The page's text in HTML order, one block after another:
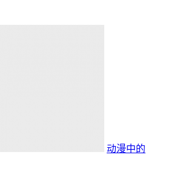
动漫中的